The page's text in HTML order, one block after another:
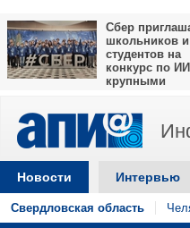
Сбер
школьников и
студентов на
конкурс по
крупными
Новости Интервью
Свердловская область